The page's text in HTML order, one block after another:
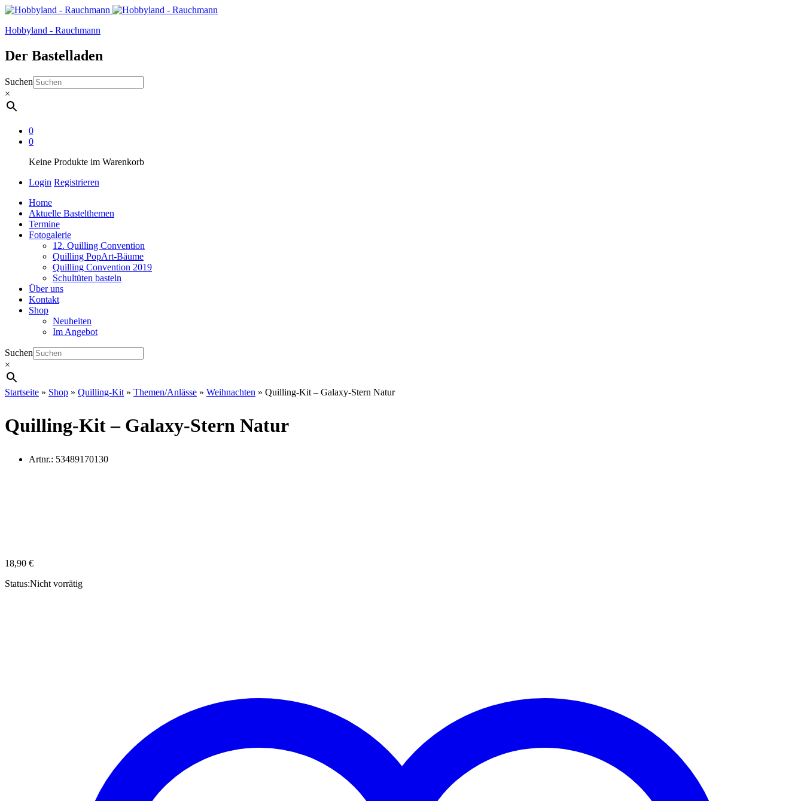
Hobbyland - Rauchmann
Der Bastelladen
Suchen
×
0
0
Keine Produkte im Warenkorb
Login Registrieren
Home
Aktuelle Bastelthemen
Termine
Fotogalerie
12. Quilling Convention
Quilling PopArt-Bäume
Quilling Convention 2019
Schultüten basteln
Über uns
Kontakt
Shop
Neuheiten
Im Angebot
Suchen
×
Startseite » Shop » Quilling-Kit » Themen/Anlässe » Weihnachten » Quilling-Kit – Galaxy-Stern Natur
Quilling-Kit – Galaxy-Stern Natur
Artnr.: 53489170130
18,90 €
Status:Nicht vorrätig